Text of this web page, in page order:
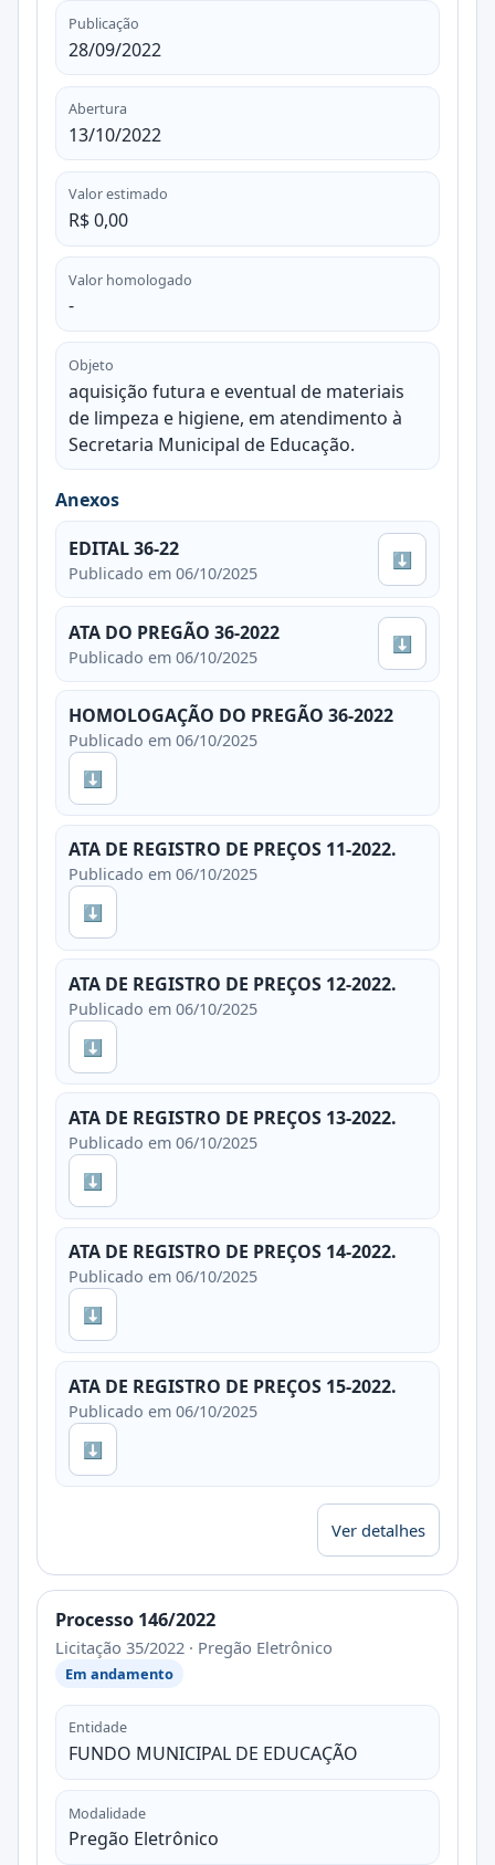
Publicação
28/09/2022
Abertura
13/10/2022
Valor estimado
R$ 0,00
Valor homologado
-
Objeto
aquisição futura e eventual de materiais
de limpeza e higiene, em atendimento à
Secretaria Municipal de Educação.
Anexos
EDITAL 36-22
Publicado em 06/10/2025
⬇
ATA DO PREGÃO 36-2022
Publicado em 06/10/2025
⬇
HOMOLOGAÇÃO DO PREGÃO 36-2022
Publicado em 06/10/2025
⬇
ATA DE REGISTRO DE PREÇOS 11-2022.
Publicado em 06/10/2025
⬇
ATA DE REGISTRO DE PREÇOS 12-2022.
Publicado em 06/10/2025
⬇
ATA DE REGISTRO DE PREÇOS 13-2022.
Publicado em 06/10/2025
⬇
ATA DE REGISTRO DE PREÇOS 14-2022.
Publicado em 06/10/2025
⬇
ATA DE REGISTRO DE PREÇOS 15-2022.
Publicado em 06/10/2025
⬇
Ver detalhes
Processo 146/2022
Licitação 35/2022 · Pregão Eletrônico
Em andamento
Entidade
FUNDO MUNICIPAL DE EDUCAÇÃO
Modalidade
Pregão Eletrônico